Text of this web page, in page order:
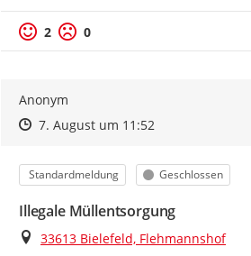
2 0
Anonym
Zeitpunkt des Erstellens
Zeitpunkt des Erstellens
7. August um 11:52Zur Äußerung
Kategorie
Standardmeldung Status
Geschlossen
Illegale Müllentsorgung
Ort
33613 Bielefeld, Flehmannshof